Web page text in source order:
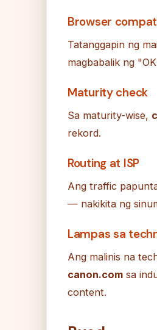
Browser
Tatanggapin ng
magbabalik ng
Maturity check
Sa maturity-wise,
rekord.
Routing at ISP
Ang traffic
— nakikita ng
Lampas sa
Ang malinis na
canon.com sa
content.